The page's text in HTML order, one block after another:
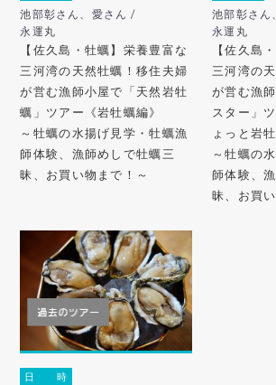
池部彰さん、愛さん /
永運丸
【佐久島・牡蠣】栄養豊富な
三河湾の天然牡蠣！移住夫婦
が営む漁師小屋で「天然岩牡
蠣」ツアー《岩牡蠣編》
～牡蠣の水揚げ見学・牡蠣漁
師体験、漁師めしで牡蠣三
昧、お買い物まで！～
池部彰さん
永運丸
【佐久島
三河湾の
が営む漁
スター」
ょっと岩
～牡蠣の
師体験、
昧、お買
日 時